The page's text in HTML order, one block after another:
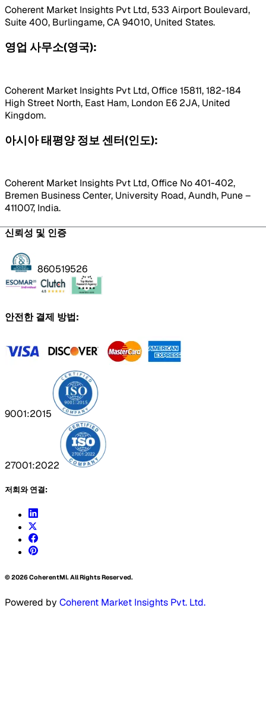
Coherent Market Insights Pvt Ltd, 533 Airport Boulevard,
Suite 400, Burlingame, CA 94010, United States.
영업 사무소(영국):
Coherent Market Insights Pvt Ltd, Office 15811, 182-184
High Street North, East Ham, London E6 2JA, United
Kingdom.
아시아 태평양 정보 센터(인도):
Coherent Market Insights Pvt Ltd, Office No 401-402,
Bremen Business Center, University Road, Aundh, Pune –
411007, India.
신뢰성 및 인증
860519526
안전한 결제 방법:
9001:2015
27001:2022
저희와 연결:
©2026CoherentMI. All Rights Reserved.
Powered by Coherent Market Insights Pvt. Ltd.